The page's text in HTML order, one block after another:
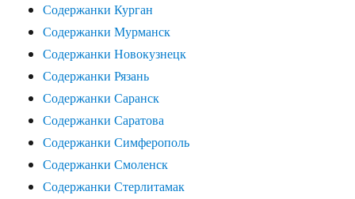
Содержанки Курган
Содержанки Мурманск
Содержанки Новокузнецк
Содержанки Рязань
Содержанки Саранск
Содержанки Саратова
Содержанки Симферополь
Содержанки Смоленск
Содержанки Стерлитамак